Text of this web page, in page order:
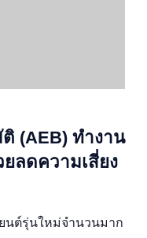
(AEB) ทำงาน
ลดความเสี่ยง
ยนต์รุ่นใหม่จำนวนมาก